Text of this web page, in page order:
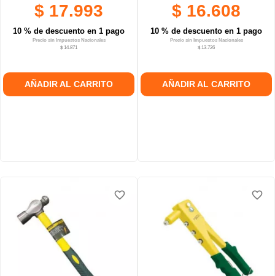
$ 17.993
10 % de descuento en 1 pago
Precio sin Impuestos Nacionales
$ 14.871
AÑADIR AL CARRITO
$ 16.608
10 % de descuento en 1 pago
Precio sin Impuestos Nacionales
$ 13.726
AÑADIR AL CARRITO
favorite_border
favorite_border favorite_border
favorite_border